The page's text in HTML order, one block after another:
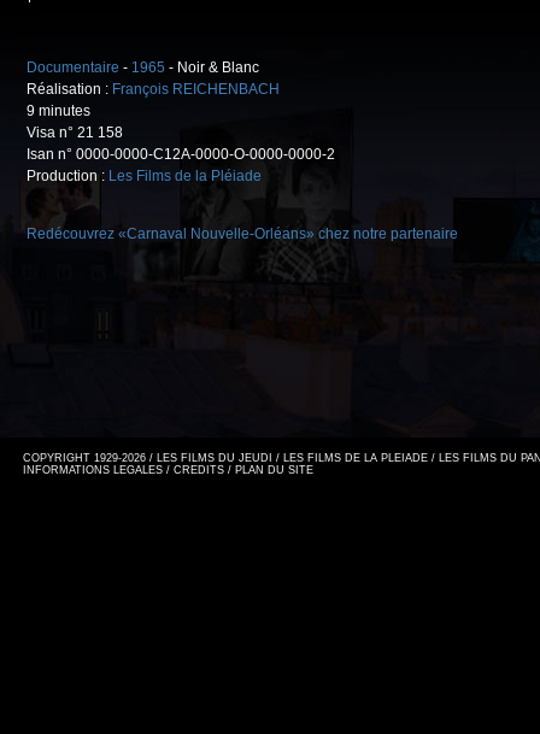
Documentaire - 1965 - Noir & Blanc
Réalisation : François REICHENBACH
9 minutes
Visa n° 21 158
Isan n° 0000-0000-C12A-0000-O-0000-0000-2
Production : Les Films de la Pléiade
Redécouvrez «Carnaval Nouvelle-Orléans» chez notre partenaire
COPYRIGHT 1929-2026 / LES FILMS DU JEUDI / LES FILMS DE LA PLEIADE / LES FILMS DU
INFORMATIONS LEGALES / CREDITS / PLAN DU SITE